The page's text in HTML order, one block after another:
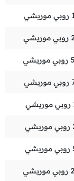
روبي موريشي
روبي موريشي
روبي موريشي
روبي موريشي
روبي موريشي
روبي موريشي
روبي موريشي
روبي موريشي